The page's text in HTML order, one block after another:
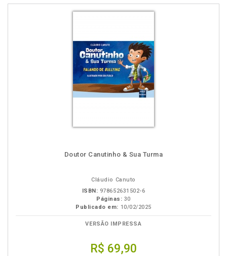
Doutor Canutinho & Sua Turma
Cláudio Canuto
ISBN: 978652631502-6
Páginas: 30
Publicado em: 10/02/2025
VERSÃO IMPRESSA
R$ 69,90